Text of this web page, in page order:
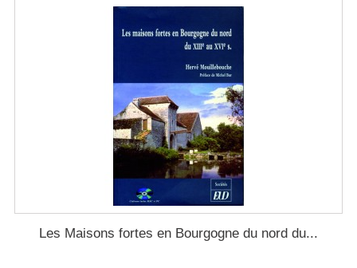
Les Maisons fortes en Bourgogne du nord du...